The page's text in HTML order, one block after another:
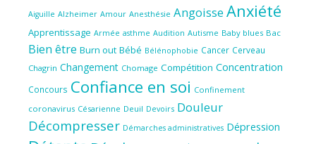
Aiguille Alzheimer Amour Anesthésie Angoisse Anxiété
Apprentissage Armée asthme Audition Autisme Baby blues Bac
Bien être Burn out Bébé Bélénophobie Cancer Cerveau
Chagrin Changement Chomage Compétition Concentration
Concours Confiance en soi Confinement
coronavirus Césarienne Deuil Devoirs Douleur
Décompresser Démarches administratives Dépression